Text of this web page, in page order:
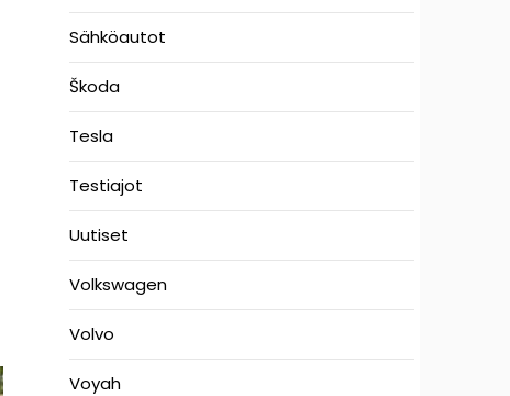
Sähköautot
Škoda
Tesla
Testiajot
Uutiset
Volkswagen
Volvo
Voyah